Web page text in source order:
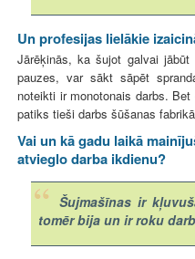
Un profesijas lielākie
Jārēķinās, ka šujot galvai
pauzes, var sākt sāpēt
noteikti ir monotonais darbs.
patiks tieši darbs šūšanas
Vai un kā gadu laikā
atvieglo darba ikdienu?
Šujmašīnas ir
tomēr bija un ir roku